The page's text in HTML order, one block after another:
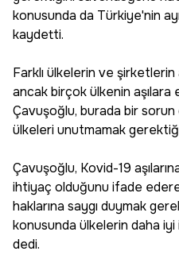
konusunda da Türkiye'nin
kaydetti.
Farklı ülkelerin ve şirketlerin
ancak birçok ülkenin
Çavuşoğlu, burada bir
ülkeleri unutmamak
Çavuşoğlu, Kovid-19
ihtiyaç olduğunu ifade
haklarına saygı duymak
konusunda ülkelerin daha iyi
dedi.